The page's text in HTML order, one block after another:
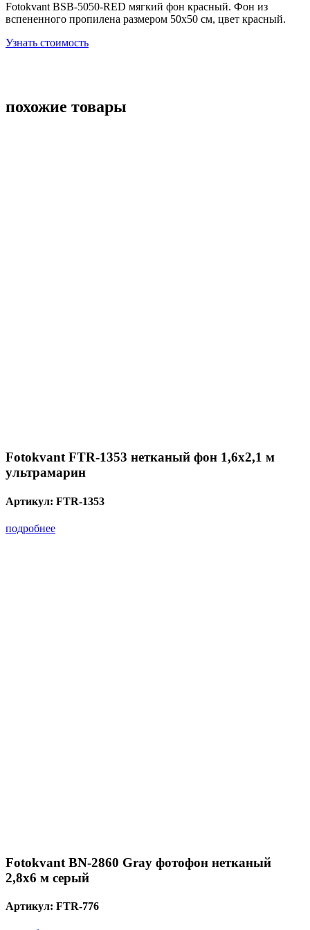
Fotokvant BSB-5050-RED мягкий фон красный. Фон из
вспененного пропилена размером 50х50 см, цвет красный.
Узнать стоимость
похожие товары
Fotokvant FTR-1353 нетканый фон 1,6х2,1 м
ультрамарин
Артикул: FTR-1353
подробнее
Fotokvant BN-2860 Gray фотофон нетканый
2,8х6 м серый
Артикул: FTR-776